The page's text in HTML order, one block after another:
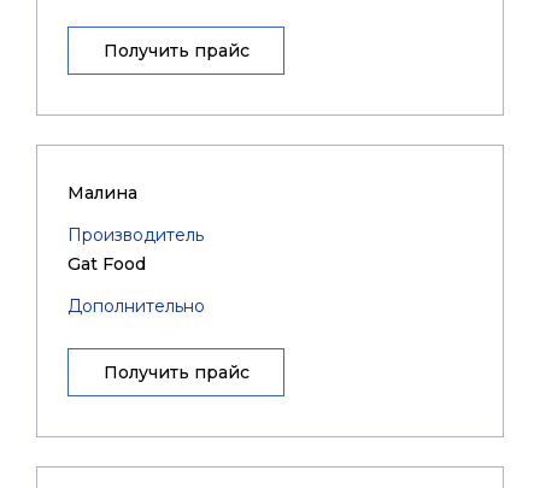
Получить прайс
Малина
Производитель
Gat Food
Дополнительно
Получить прайс